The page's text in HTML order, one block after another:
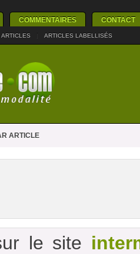
COMMENTAIRES CONTACT
| ARTICLES LABELLISÉS
ARTICLE
le site